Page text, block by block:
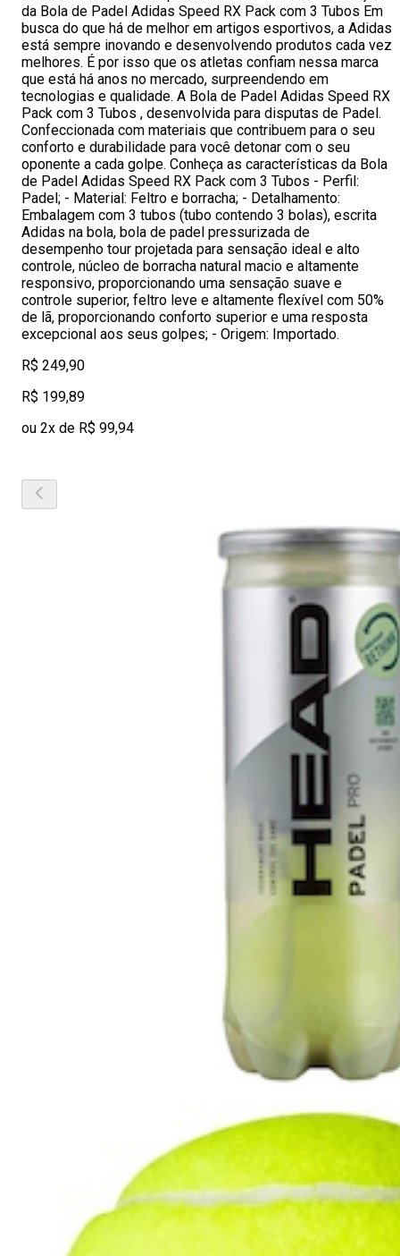
da Bola de Padel Adidas Speed RX Pack com 3 Tubos Em
busca do que há de melhor em artigos esportivos, a Adidas
está sempre inovando e desenvolvendo produtos cada vez
melhores. É por isso que os atletas confiam nessa marca
que está há anos no mercado, surpreendendo em
tecnologias e qualidade. A Bola de Padel Adidas Speed RX
Pack com 3 Tubos , desenvolvida para disputas de Padel.
Confeccionada com materiais que contribuem para o seu
conforto e durabilidade para você detonar com o seu
oponente a cada golpe. Conheça as características da Bola
de Padel Adidas Speed RX Pack com 3 Tubos - Perfil:
Padel; - Material: Feltro e borracha; - Detalhamento:
Embalagem com 3 tubos (tubo contendo 3 bolas), escrita
Adidas na bola, bola de padel pressurizada de
desempenho tour projetada para sensação ideal e alto
controle, núcleo de borracha natural macio e altamente
responsivo, proporcionando uma sensação suave e
controle superior, feltro leve e altamente flexível com 50%
de lã, proporcionando conforto superior e uma resposta
excepcional aos seus golpes; - Origem: Importado.
R$ 249,90
R$ 199,89
ou 2x de R$ 99,94